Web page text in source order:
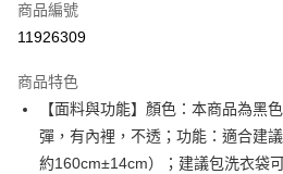
超商取貨付款
Apple Pay
街口支付
商品編號
11926309
商品特色
【面料與功能】顏色：本商品為黑
彈，有內裡，不透；功能：適合建
約160cm±14cm）；建議包洗衣袋